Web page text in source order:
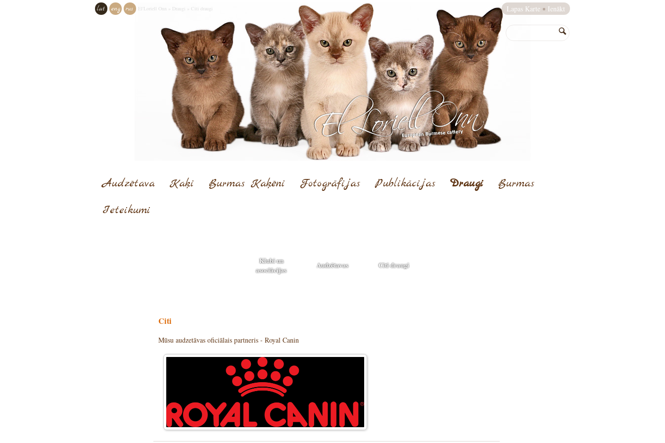
lat eng rus El'Loriell Onn Draugi Citi draugi Lapas Karte Ienākt
Audzētava Kaķi Burmas Kaķēni Fotogrāfijas Publikācijas Draugi
Burmas
Ieteikumi
Klubi un
asociācijas
Audzētavas Citi draugi
Citi
Mūsu audzetāvas oficiālais partneris - Royal Canin